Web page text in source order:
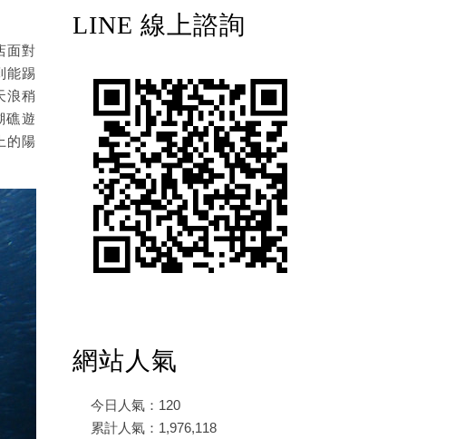
面對
能踢
浪稍
礁遊
的陽
LINE 線上諮詢
網站人氣
今日人氣： 120
累計人氣： 1,976,118